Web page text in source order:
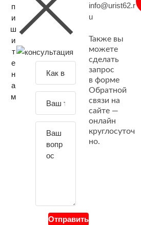
п
и
ш
и
т
е
н
а
м
Отправить
info@urist62.r
u
Также вы
можете
сделать
запрос
в форме
Обратной
связи на
сайте —
онлайн
круглосуточ
но.